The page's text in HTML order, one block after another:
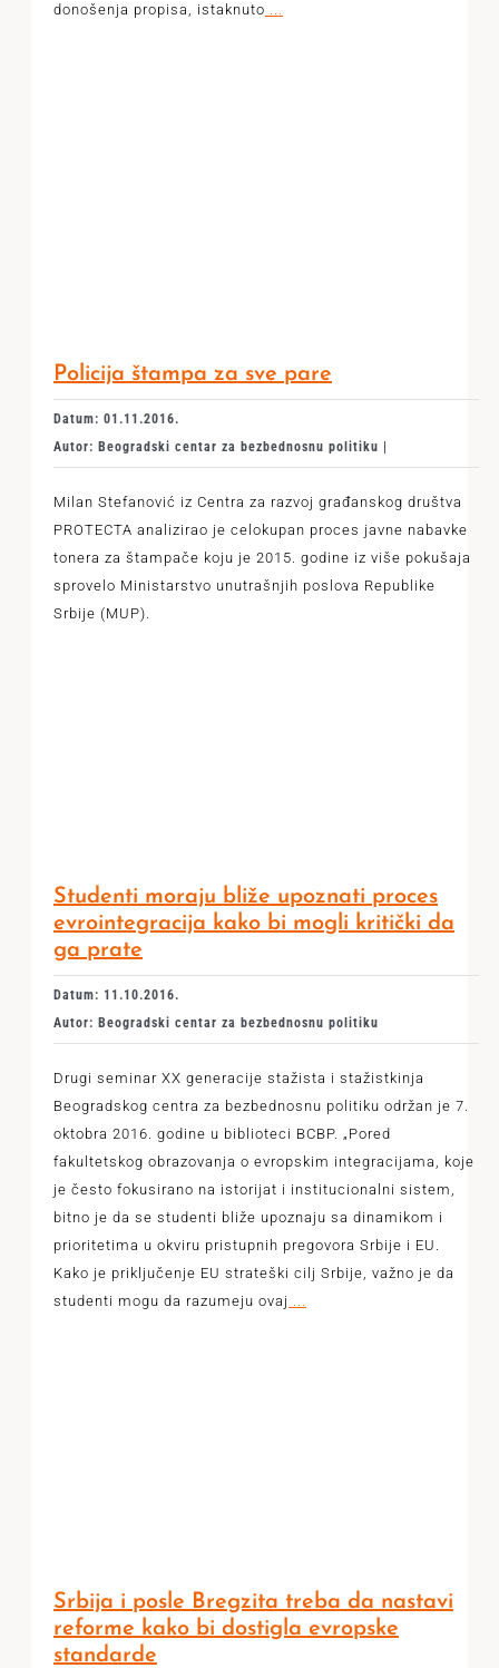
donošenja propisa, istaknuto ...
Policija štampa za sve pare
Datum: 01.11.2016.
Autor: Beogradski centar za bezbednosnu politiku |
Milan Stefanović iz Centra za razvoj građanskog društva
PROTECTA analizirao je celokupan proces javne nabavke
tonera za štampače koju je 2015. godine iz više pokušaja
sprovelo Ministarstvo unutrašnjih poslova Republike
Srbije (MUP).
Studenti moraju bliže upoznati proces
evrointegracija kako bi mogli kritički da
ga prate
Datum: 11.10.2016.
Autor: Beogradski centar za bezbednosnu politiku
Drugi seminar XX generacije stažista i stažistkinja
Beogradskog centra za bezbednosnu politiku održan je 7.
oktobra 2016. godine u biblioteci BCBP. „Pored
fakultetskog obrazovanja o evropskim integracijama, koje
je često fokusirano na istorijat i institucionalni sistem,
bitno je da se studenti bliže upoznaju sa dinamikom i
prioritetima u okviru pristupnih pregovora Srbije i EU.
Kako je priključenje EU strateški cilj Srbije, važno je da
studenti mogu da razumeju ovaj ...
Srbija i posle Bregzita treba da nastavi
reforme kako bi dostigla evropske
standarde